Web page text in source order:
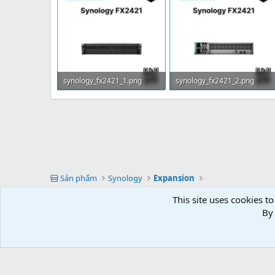
Tray gắn ổ cứng
synology_fx2421_1.png
70.3 KB · Views: 66
synology_fx2421_2.png
60.3 KB · Views: 75
Sản phẩm Synology Expansion
This site uses cookies